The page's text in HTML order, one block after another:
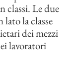
classi. Le due
la classe
dei mezzi
lavoratori